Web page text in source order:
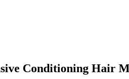
Conditioning Hair